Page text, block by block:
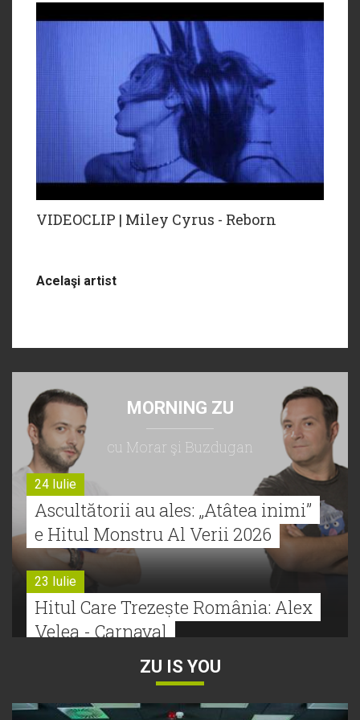
VIDEOCLIP | Miley Cyrus - Reborn
Acelaşi artist
MORNING ZU
cu Morar şi Buzdugan
24 Iulie
Ascultătorii au ales: „Atâtea inimi”
e Hitul Monstru Al Verii 2026
23 Iulie
Hitul Care Trezește România: Alex
Velea - Carnaval
Bătălie strânsă la Hitul Monstru Al
ZU IS YOU